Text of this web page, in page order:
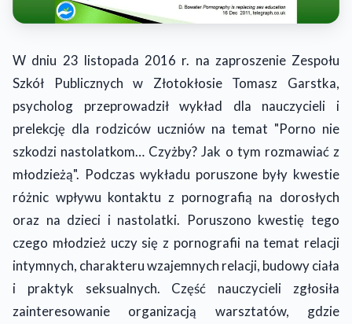
W dniu 23 listopada 2016 r. na zaproszenie Zespołu
Szkół Publicznych w Złotokłosie Tomasz Garstka,
psycholog przeprowadził wykład dla nauczycieli i
prelekcję dla rodziców uczniów na temat "Porno nie
szkodzi nastolatkom… Czyżby? Jak o tym rozmawiać z
młodzieżą". Podczas wykładu poruszone były kwestie
różnic wpływu kontaktu z pornografią na dorosłych
oraz na dzieci i nastolatki. Poruszono kwestię tego
czego młodzież uczy się z pornografii na temat relacji
intymnych, charakteru wzajemnych relacji, budowy ciała
i praktyk seksualnych. Część nauczycieli zgłosiła
zainteresowanie organizacją warsztatów, gdzie